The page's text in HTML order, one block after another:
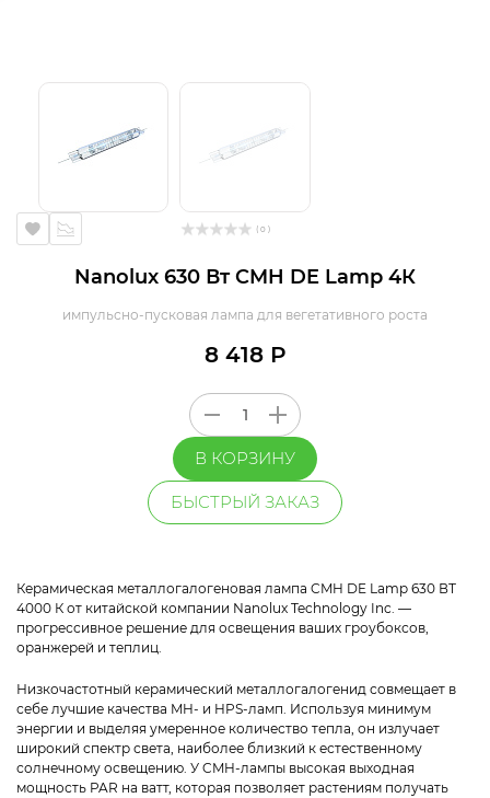
( 0 )
Nanolux 630 Вт CMH DE Lamp 4К
импульсно-пусковая лампа для вегетативного роста
8 418 Р
В КОРЗИНУ
БЫСТРЫЙ ЗАКАЗ
Керамическая металлогалогеновая лампа CMH DE Lamp 630 ВТ
4000 К от китайской компании Nanolux Technology Inc. —
прогрессивное решение для освещения ваших гроубоксов,
оранжерей и теплиц.
Низкочастотный керамический металлогалогенид совмещает в
себе лучшие качества MH- и HPS-ламп. Используя минимум
энергии и выделяя умеренное количество тепла, он излучает
широкий спектр света, наиболее близкий к естественному
солнечному освещению. У CMH-лампы высокая выходная
мощность PAR на ватт, которая позволяет растениям получать